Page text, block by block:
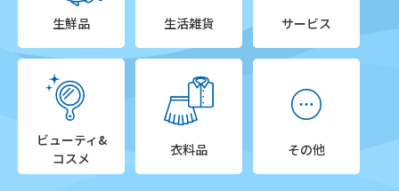
生鮮品 生活雑貨 サービス
ビューティ&
コスメ
衣料品 その他